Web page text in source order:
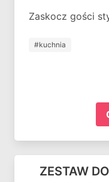
Zaskocz gości
#kuchnia
ZESTAW